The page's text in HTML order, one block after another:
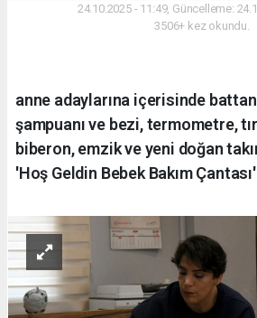
24.10.2025 - 11:49, Güncelleme:
3506+ kez okundu.
anne adaylarına içerisinde
şampuanı ve bezi, termometre,
biberon, emzik ve yeni doğan
'Hoş Geldin Bebek Bakım